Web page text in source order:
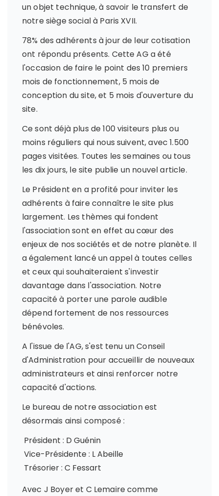
un objet technique, à savoir le transfert de
notre siège social à Paris XVII.
78% des adhérents à jour de leur cotisation
ont répondu présents. Cette AG a été
l'occasion de faire le point des 10 premiers
mois de fonctionnement, 5 mois de
conception du site, et 5 mois d'ouverture du
site.
Ce sont déjà plus de 100 visiteurs plus ou
moins réguliers qui nous suivent, avec 1.500
pages visitées. Toutes les semaines ou tous
les dix jours, le site publie un nouvel article.
Le Président en a profité pour inviter les
adhérents à faire connaître le site plus
largement. Les thèmes qui fondent
l'association sont en effet au cœur des
enjeux de nos sociétés et de notre planète. Il
a également lancé un appel à toutes celles
et ceux qui souhaiteraient s'investir
davantage dans l'association. Notre
capacité à porter une parole audible
dépend fortement de nos ressources
bénévoles.
A l'issue de l'AG, s'est tenu un Conseil
d'Administration pour accueillir de nouveaux
administrateurs et ainsi renforcer notre
capacité d'actions.
Le bureau de notre association est
désormais ainsi composé :
Président : D Guénin
Vice-Présidente : L Abeille
Trésorier : C Fessart
Avec J Boyer et C Lemaire comme